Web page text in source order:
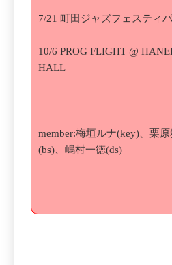
7/21 町田ジャズフェスティ
10/6 PROG FLIGHT @
HALL
member:梅垣ルナ(key)、栗
(bs)、嶋村一徳(ds)